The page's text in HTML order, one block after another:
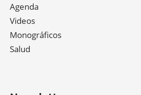
Agenda
Videos
Monográficos
Salud